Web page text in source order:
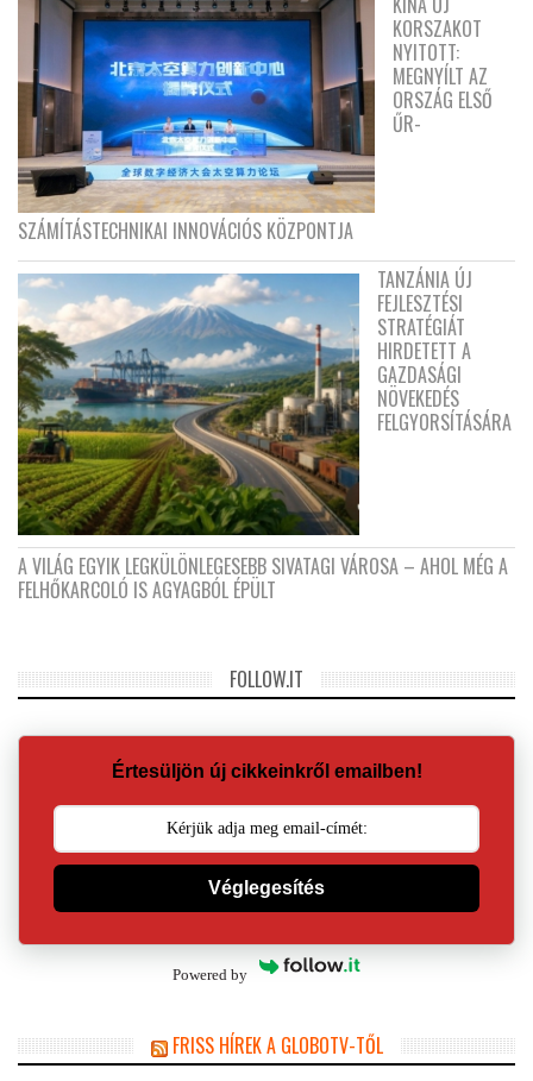
KORSZAKOT
NYITOTT:
MEGNYÍLT AZ
ORSZÁG ELSŐ
ŰR-
SZÁMÍTÁSTECHNIKAI INNOVÁCIÓS KÖZPONTJA
TANZÁNIA ÚJ
FEJLESZTÉSI
STRATÉGIÁT
HIRDETETT A
GAZDASÁGI
NÖVEKEDÉS
FELGYORSÍTÁSÁRA
A VILÁG EGYIK LEGKÜLÖNLEGESEBB SIVATAGI VÁROSA – AHOL MÉG A
FELHŐKARCOLÓ IS AGYAGBÓL ÉPÜLT
FOLLOW.IT
Értesüljön új cikkeinkről emailben!
Véglegesítés
Powered by
FRISS HÍREK A GLOBOTV-TŐL